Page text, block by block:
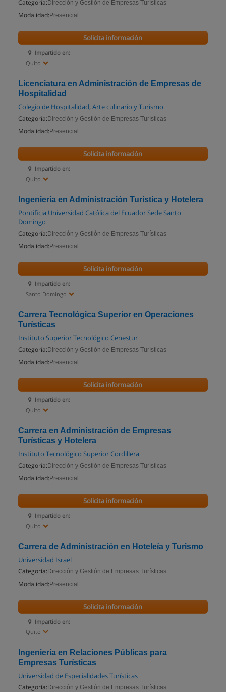
Categoría: Dirección y Gestión de Empresas Turísticas
Modalidad: Presencial
Impartido en:
Quito
Solicita información
Licenciatura en Administración de Empresas de
Hospitalidad
Colegio de Hospitalidad, Arte culinario y Turismo
Categoría: Dirección y Gestión de Empresas Turísticas
Modalidad: Presencial
Impartido en:
Quito
Solicita información
Ingeniería en Administración Turística y Hotelera
Pontificia Universidad Católica del Ecuador Sede Santo
Domingo
Categoría: Dirección y Gestión de Empresas Turísticas
Modalidad: Presencial
Impartido en:
Santo Domingo
Solicita información
Carrera Tecnológica Superior en Operaciones
Turísticas
Instituto Superior Tecnológico Cenestur
Categoría: Dirección y Gestión de Empresas Turísticas
Modalidad: Presencial
Impartido en:
Quito
Solicita información
Carrera en Administración de Empresas
Turísticas y Hotelera
Instituto Tecnológico Superior Cordillera
Categoría: Dirección y Gestión de Empresas Turísticas
Modalidad: Presencial
Impartido en:
Quito
Solicita información
Carrera de Administración en Hoteleía y Turismo
Universidad Israel
Categoría: Dirección y Gestión de Empresas Turísticas
Modalidad: Presencial
Impartido en:
Quito
Solicita información
Ingeniería en Relaciones Públicas para
Empresas Turísticas
Universidad de Especialidades Turísticas
Categoría: Dirección y Gestión de Empresas Turísticas